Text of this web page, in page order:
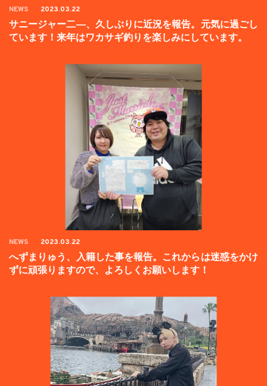
NEWS 2023.03.22
サニージャー二―、久しぶりに近況を報告。元気に過ごし
ています！来年はワカサギ釣りを楽しみにしています。
NEWS 2023.03.22
へずまりゅう、入籍した事を報告。これからは迷惑をかけ
ずに頑張りますので、よろしくお願いします！